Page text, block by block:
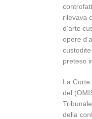
rilevava
d’arte
opere
preteso
La Corte
del
della